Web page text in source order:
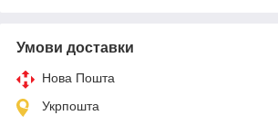
Умови доставки
Нова Пошта
Укрпошта